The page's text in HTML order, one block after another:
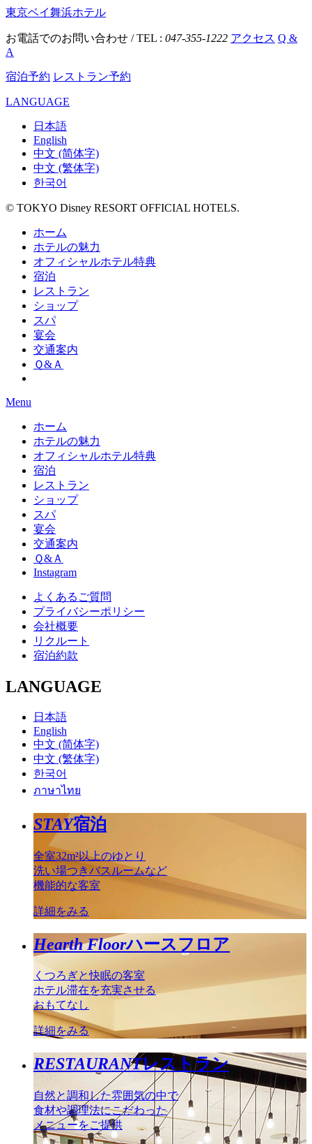
東京ベイ舞浜ホテル
お電話でのお問い合わせ / TEL : 047-355-1222 アクセス Q &
A
宿泊予約 レストラン予約
LANGUAGE
日本語
English
中文 (简体字)
中文 (繁体字)
한국어
© TOKYO Disney RESORT OFFICIAL HOTELS.
ホーム
ホテルの魅力
オフィシャルホテル特典
宿泊
レストラン
ショップ
スパ
宴会
交通案内
Ｑ&Ａ
Menu
ホーム
ホテルの魅力
オフィシャルホテル特典
宿泊
レストラン
ショップ
スパ
宴会
交通案内
Ｑ&Ａ
Instagram
よくあるご質問
プライバシーポリシー
会社概要
リクルート
宿泊約款
LANGUAGE
日本語
English
中文 (简体字)
中文 (繁体字)
한국어
ภาษาไทย
STAY宿泊
全室32m²以上のゆとり
洗い場つきバスルームなど
機能的な客室
詳細をみる
Hearth Floorハースフロア
くつろぎと快眠の客室
ホテル滞在を充実させる
おもてなし
詳細をみる
RESTAURANTレストラン
自然と調和した雰囲気の中で
食材や調理法にこだわった
メニューをご提供